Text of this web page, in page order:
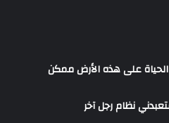
الحياة على هذه الأرض ممكن
نظام رجل آخر